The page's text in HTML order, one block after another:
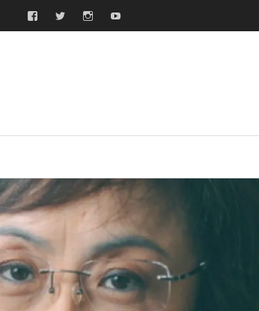
FacebookTwitterInstagram